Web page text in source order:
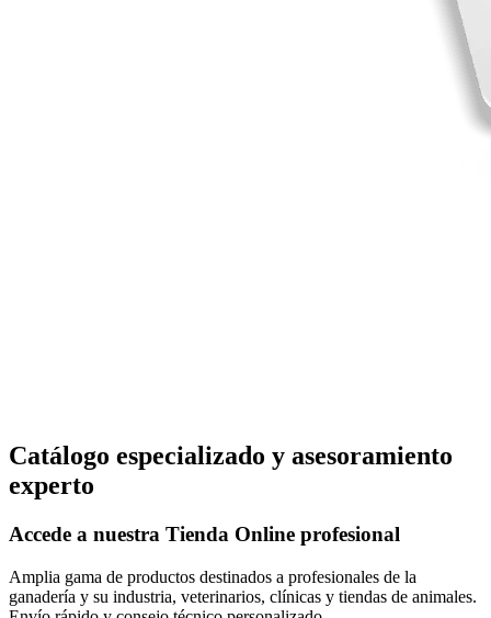
Catálogo especializado y asesoramiento
experto
Accede a nuestra Tienda Online profesional
Amplia gama de productos destinados a profesionales de la
ganadería y su industria, veterinarios, clínicas y tiendas de animales.